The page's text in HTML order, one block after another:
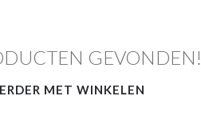
GEVONDEN!
MET WINKELEN